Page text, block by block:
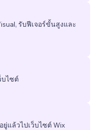
รับฟีเจอร์ขั้นสูงและ
ไซต์
แล้วไปเว็บไซต์ Wix